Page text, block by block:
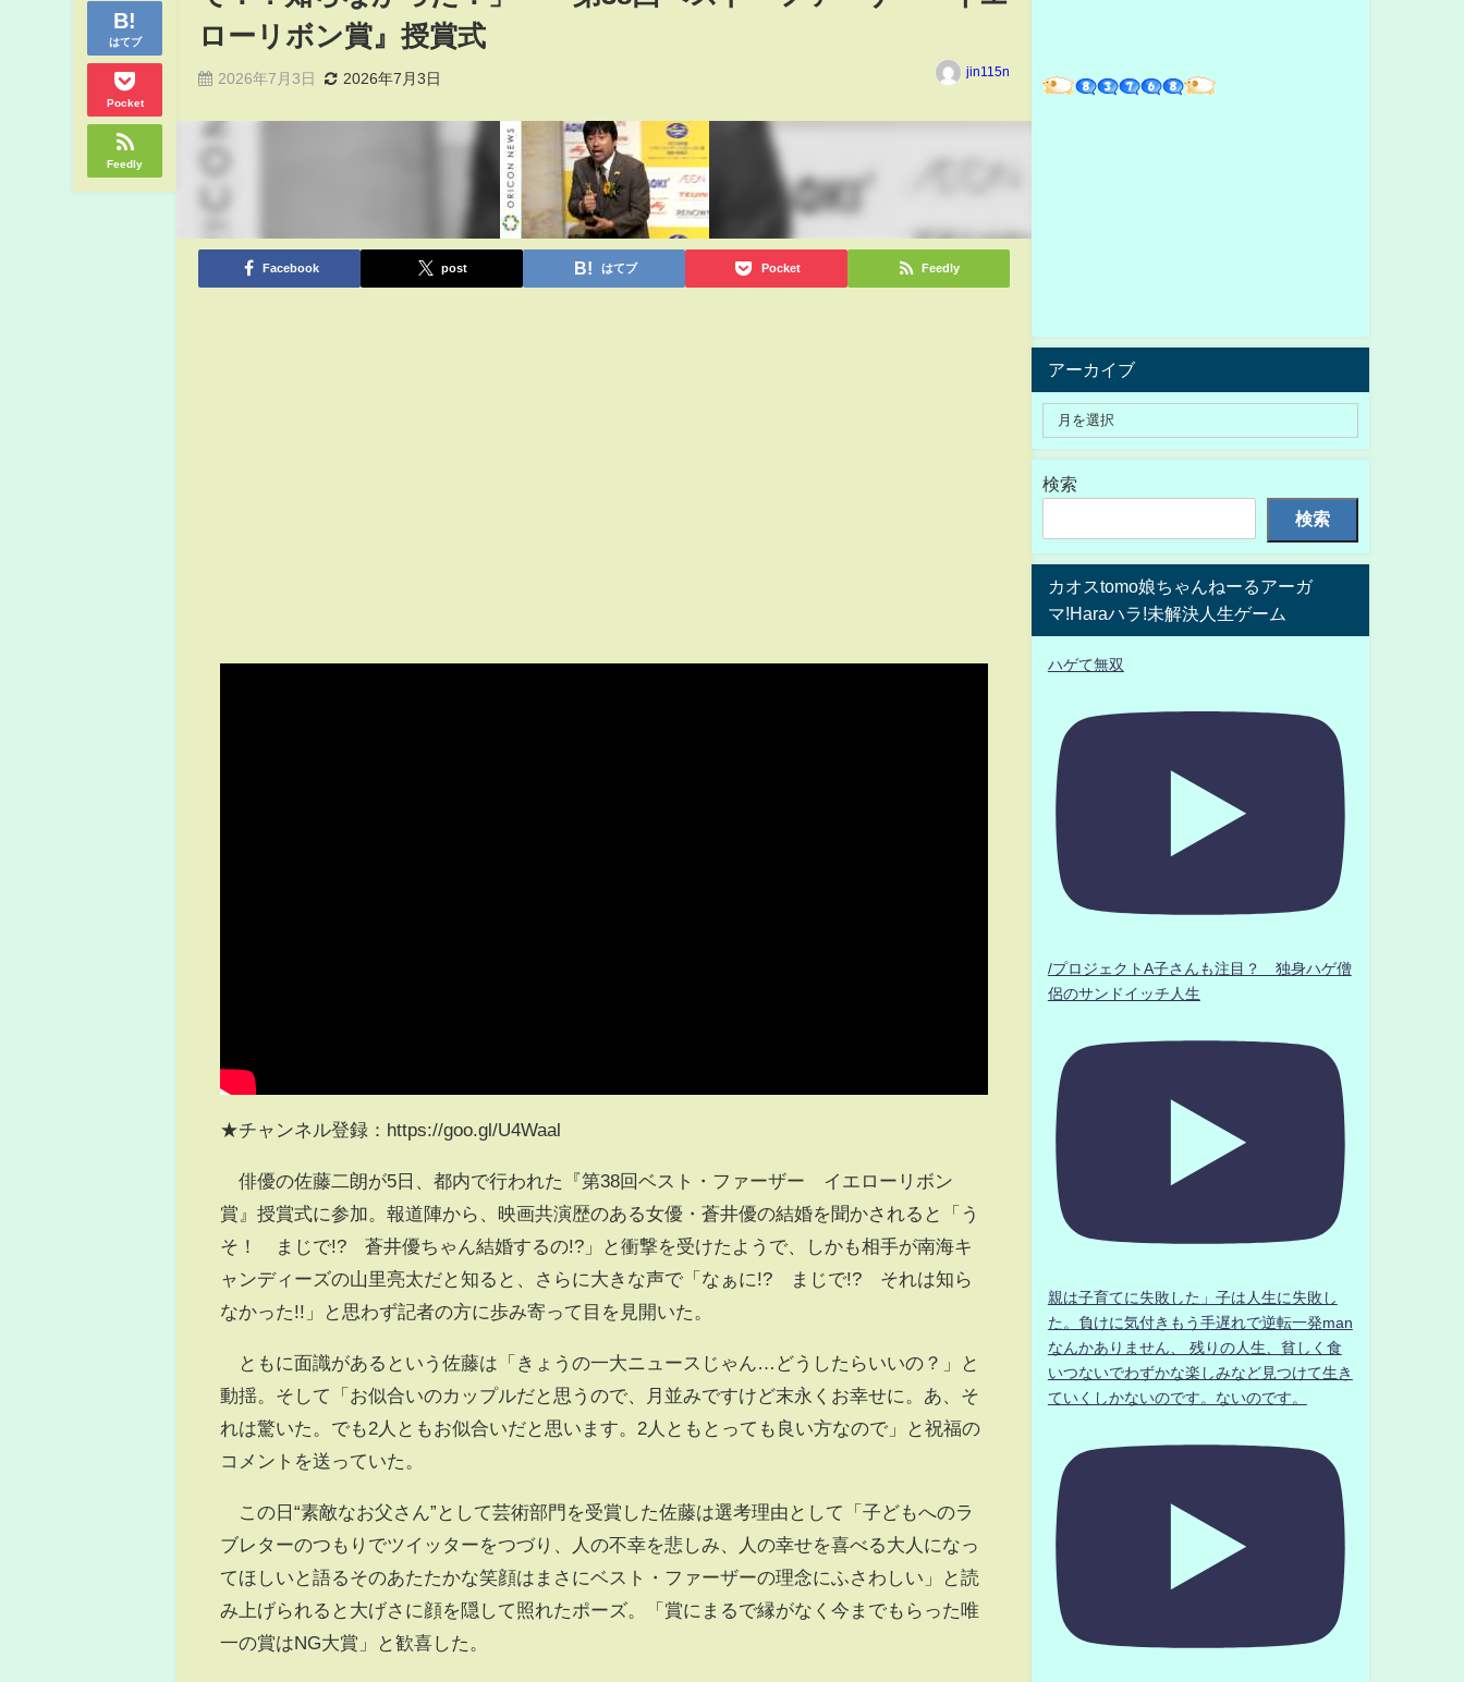
はてブ
Pocket
Feedly
ローリボン賞』授賞式
2026年7月3日 2026年7月3日 jin115n
Facebook post はてブ Pocket Feedly
★チャンネル登録：https://goo.gl/U4Waal
俳優の佐藤二朗が5日、都内で行われた『第38回ベスト・ファーザー イエローリボン
賞』授賞式に参加。報道陣から、映画共演歴のある女優・蒼井優の結婚を聞かされると「う
そ！ まじで!? 蒼井優ちゃん結婚するの!?」と衝撃を受けたようで、しかも相手が南海キ
ャンディーズの山里亮太だと知ると、さらに大きな声で「なぁに!? まじで!? それは知ら
なかった!!」と思わず記者の方に歩み寄って目を見開いた。
ともに面識があるという佐藤は「きょうの一大ニュースじゃん…どうしたらいいの？」と
動揺。そして「お似合いのカップルだと思うので、月並みですけど末永くお幸せに。あ、そ
れは驚いた。でも2人ともお似合いだと思います。2人ともとっても良い方なので」と祝福の
コメントを送っていた。
この日“素敵なお父さん”として芸術部門を受賞した佐藤は選考理由として「子どもへのラ
ブレターのつもりでツイッターをつづり、人の不幸を悲しみ、人の幸せを喜べる大人になっ
てほしいと語るそのあたたかな笑顔はまさにベスト・ファーザーの理念にふさわしい」と読
み上げられると大げさに顔を隠して照れたポーズ。「賞にまるで縁がなく今までもらった唯
一の賞はNG大賞」と歓喜した。
アーカイブ
検索
検索
カオスtomo娘ちゃんねーるアーガ
マ!Haraハラ!未解決人生ゲーム
ハゲて無双
/プロジェクトA子さんも注目？ 独身ハゲ僧
侶のサンドイッチ人生
親は子育てに失敗した」子は人生に失敗し
た。負けに気付きもう手遅れで逆転一発man
なんかありません、 残りの人生、貧しく食
いつないでわずかな楽しみなど見つけて生き
ていくしかないのです。ないのです。